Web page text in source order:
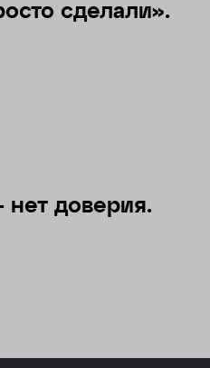
сделали».
нет доверия.